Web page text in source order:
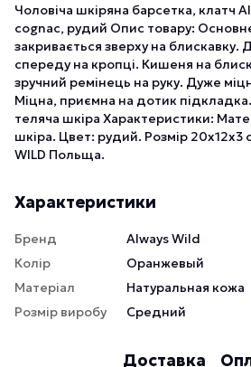
Чоловіча шкіряна барсетка, клатч
cognac, рудий Опис товару:
закривається зверху на
спереду на кропці. Кишеня на
зручний ремінець на руку. Дуже
Міцна, приємна на дотик
теляча шкіра Характеристики:
шкіра. Цвет: рудий. Розмір 20х12х3
WILD Польща.
Характеристики
Бренд
Always Wild
Колір
Оранжевый
Матеріал
Натуральная кожа
Розмір виробу
Средний
Доставка